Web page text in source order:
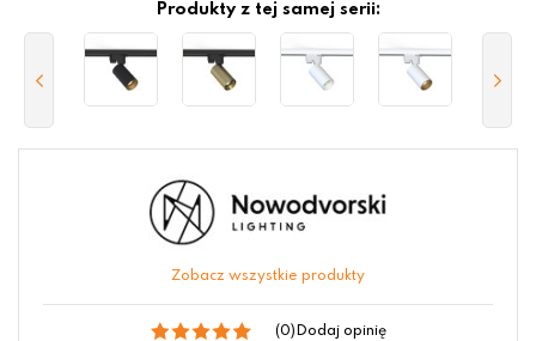
Produkty z tej samej serii:
Zobacz wszystkie produkty
(0) Dodaj opinię